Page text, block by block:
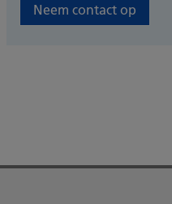
Neem contact op